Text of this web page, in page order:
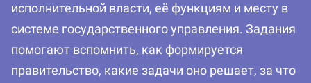
исполнительной власти, её функциям и месту в
системе государственного управления. Задания
помогают вспомнить, как формируется
правительство, какие задачи оно решает, за что